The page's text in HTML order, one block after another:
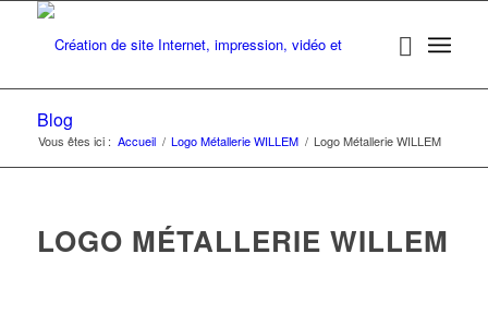
Blog
Vous êtes ici : Accueil / Logo Métallerie WILLEM / Logo Métallerie WILLEM
LOGO MÉTALLERIE WILLEM